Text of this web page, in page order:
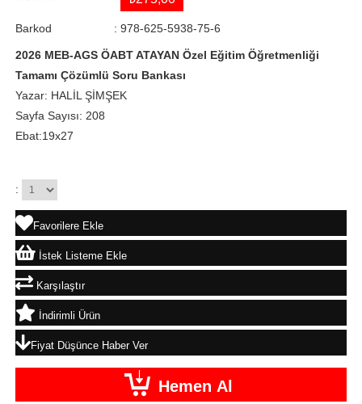
Barkod : 978-625-5938-75-6
2026 MEB-AGS ÖABT ATAYAN Özel Eğitim Öğretmenliği
Tamamı Çözümlü Soru Bankası
Yazar: HALİL ŞİMŞEK
Sayfa Sayısı: 208
Ebat:19x27
:
Favorilere Ekle
İstek Listeme Ekle
Karşılaştır
İndirimli Ürün
Fiyat Düşünce Haber Ver